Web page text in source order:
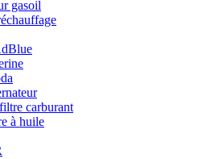
gasoil
carburant
à huile